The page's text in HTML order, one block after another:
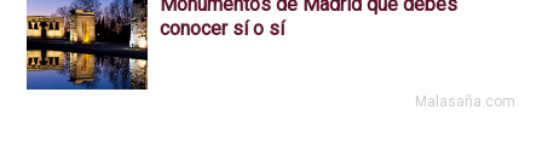
conocer sí o sí
Malasaña.com